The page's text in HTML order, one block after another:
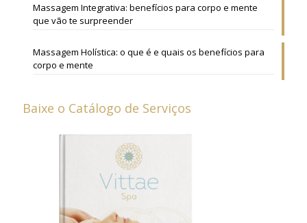
Massagem Integrativa: benefícios para corpo e mente
que vão te surpreender
Massagem Holística: o que é e quais os benefícios para
corpo e mente
Baixe o Catálogo de Serviços